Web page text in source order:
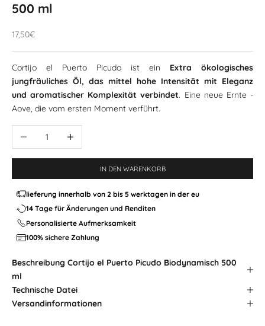
500 ml
Angebotspreis
17,50€
Cortijo el Puerto Picudo ist ein Extra ökologisches
jungfräuliches Öl, das mittel hohe Intensität mit Eleganz
und aromatischer Komplexität verbindet. Eine neue Ernte -
Aove, die vom ersten Moment verführt.
Menge reduzierenGröße erhöhen
IN DEN WARENKORB
lieferung innerhalb von 2 bis 5 werktagen in der eu
14 Tage für Änderungen und Renditen
Personalisierte Aufmerksamkeit
100% sichere Zahlung
Beschreibung Cortijo el Puerto Picudo Biodynamisch 500
ml
Technische Datei
Versandinformationen